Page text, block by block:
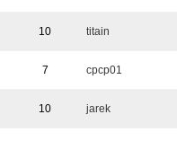
10 titain
7 cpcp01
10 jarek